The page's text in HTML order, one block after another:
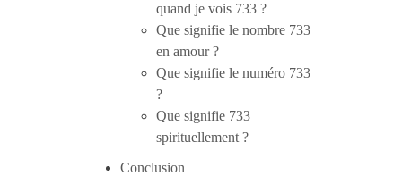
quand je vois 733 ?
Que signifie le nombre 733
en amour ?
Que signifie le numéro 733
?
Que signifie 733
spirituellement ?
Conclusion